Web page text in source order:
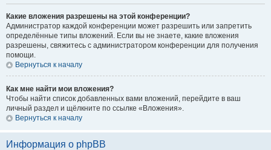
Какие вложения разрешены на этой конференции?
Администратор каждой конференции может разрешить или запретить
определённые типы вложений. Если вы не знаете, какие вложения
разрешены, свяжитесь с администратором конференции для получения
помощи.
Вернуться к началу
Как мне найти мои вложения?
Чтобы найти список добавленных вами вложений, перейдите в ваш
личный раздел и щёлкните по ссылке «Вложения».
Вернуться к началу
Информация о phpBB